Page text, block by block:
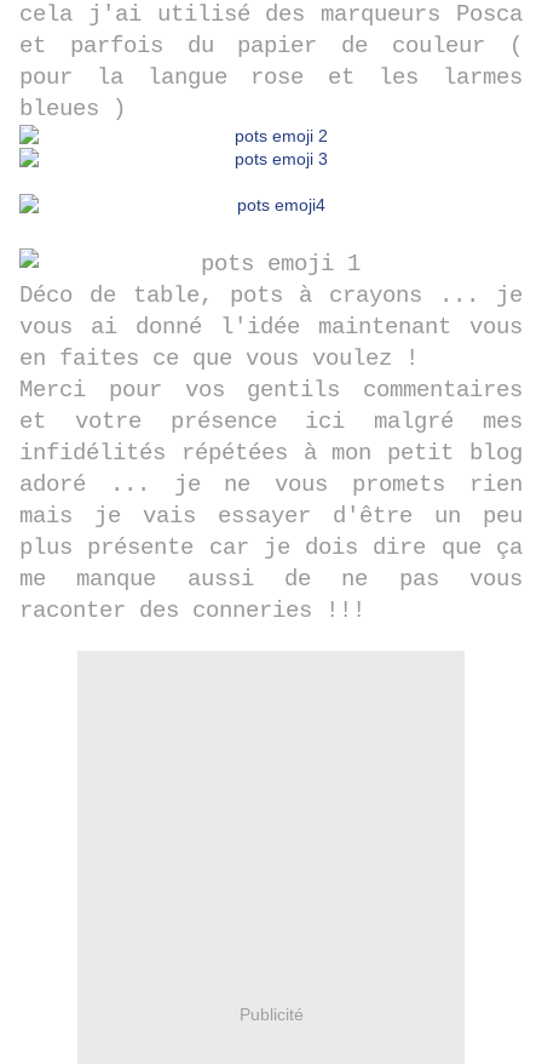
cela j'ai utilisé des marqueurs Posca
et parfois du papier de couleur (
pour la langue rose et les larmes
bleues )
Déco de table, pots à crayons ... je
vous ai donné l'idée maintenant vous
en faites ce que vous voulez !
Merci pour vos gentils commentaires
et votre présence ici malgré mes
infidélités répétées à mon petit blog
adoré ... je ne vous promets rien
mais je vais essayer d'être un peu
plus présente car je dois dire que ça
me manque aussi de ne pas vous
raconter des conneries !!!
Publicité